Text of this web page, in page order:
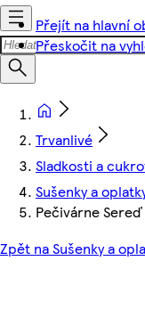
Přejít na hlavní
Přeskočit na
Trvanlivé
Sladkosti a
Sušenky a
Pečivárne
Zpět na Sušenky a